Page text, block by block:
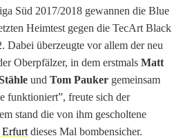
Süd 2017/2018 gewannen die Blue
Heimtest gegen die TecArt Black
Dabei überzeugte vor allem der neu
Oberpfälzer, in dem erstmals Matt
und Tom Pauker gemeinsam
funktioniert”, freute sich der
stand die von ihm gescholtene
Erfurt dieses Mal bombensicher.